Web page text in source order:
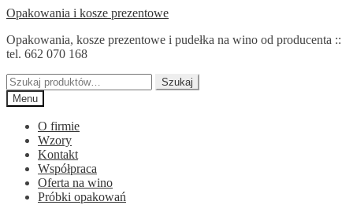
Przejdź
nawigacji
Przejdź
treści
Opakowania i kosze prezentowe
Opakowania, kosze prezentowe i pudełka na wino od producenta ::
tel. 662 070 168
Szukaj:
Szukaj
Menu
O firmie
Wzory
Kontakt
Współpraca
Oferta na wino
Próbki opakowań